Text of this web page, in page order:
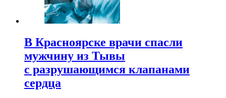
В Красноярске врачи спасли
мужчину из Тывы
с разрушающимся клапанами
сердца